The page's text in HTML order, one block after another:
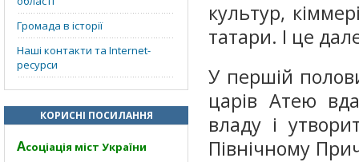
Громада в історії
Наші контакти та Internet-
ресурси
КОРИСНІ ПОСИЛАННЯ
Асоціація міст України
культур,
татари. І це
У першій
царів Атею
владу і
Північному